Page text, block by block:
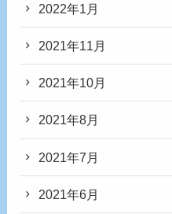
2022年1月
2021年11月
2021年10月
2021年8月
2021年7月
2021年6月